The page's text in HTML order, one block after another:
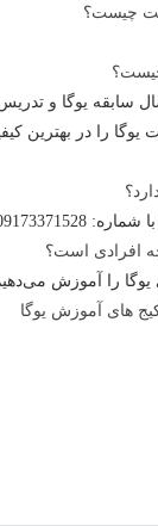
چیست؟
یوگاپاسانا با بیش از 20سال
یوگا را در بهترین
تماس بگیرید.
افرادی است؟
یوگا را آموزش
های آموزش یوگا